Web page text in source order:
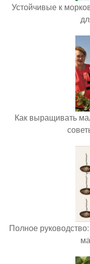
Устойчивые к
Как выращивать
Полное